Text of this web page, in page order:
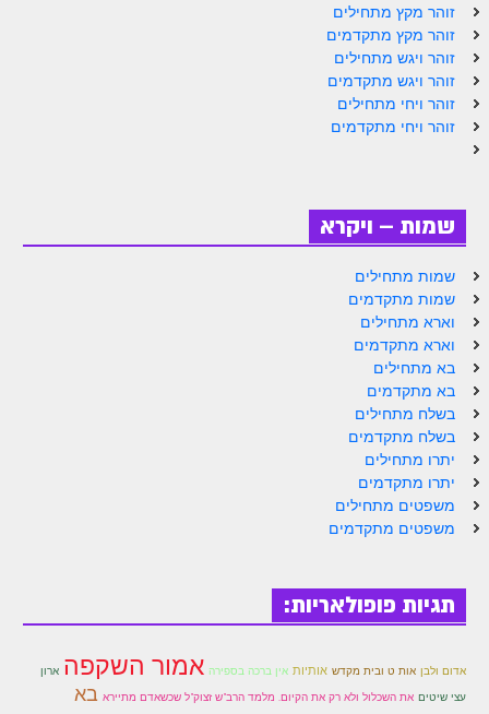
הזוהר הקדוש מקץ מתחילים
הזוהר הקדוש מקץ מתקדמים
הזוהר הקדוש ויגש מתחילים
הזוהר הקדוש ויגש מתקדמים
הזוהר הקדוש ויחי מתקדמים
הזוהר הקדוש שמות מתחילים
הזוהר הקדוש שמות מתקדמים
הזוהר הקדוש וארא מתחילים
הזוהר הקדוש וארא מתקדמים
הזוהר הקדוש בא מתחילים
הזוהר הקדוש בא מתקדמים
הזוהר הקדוש בשלח מתקדמים
הזוהר הקדוש יתרו מתחילים
הזוהר הקדוש יתרו מתקדמים
זוהר מקץ מתחילים
זוהר מקץ מתקדמים
זוהר ויגש מתחילים
זוהר ויגש מתקדמים
זוהר ויחי מתחילים
זוהר ויחי מתקדמים
שמות – ויקרא
שמות מתחילים
שמות מתקדמים
וארא מתחילים
וארא מתקדמים
בא מתחילים
בא מתקדמים
בשלח מתחילים
בשלח מתקדמים
יתרו מתחילים
יתרו מתקדמים
משפטים מתחילים
משפטים מתקדמים
תגיות פופולאריות:
אדום ולבן אות ט ובית מקדש אותיות אין ברכה בספירה אמור השקפה ארון
עצי שיטים את השכלול ולא רק את הקיום. מלמד הרב"ש זצוק"ל שכשאדם מתיירא בא